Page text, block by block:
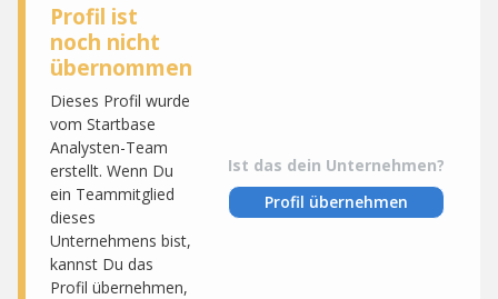
Profil ist
noch nicht
übernommen
Dieses Profil wurde
vom Startbase
Analysten-Team
erstellt. Wenn Du
ein Teammitglied
dieses
Unternehmens bist,
kannst Du das
Profil übernehmen,
Ist das dein Unternehmen?
Profil übernehmen